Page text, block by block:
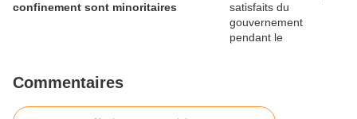
confinement sont minoritaires
Commentaires